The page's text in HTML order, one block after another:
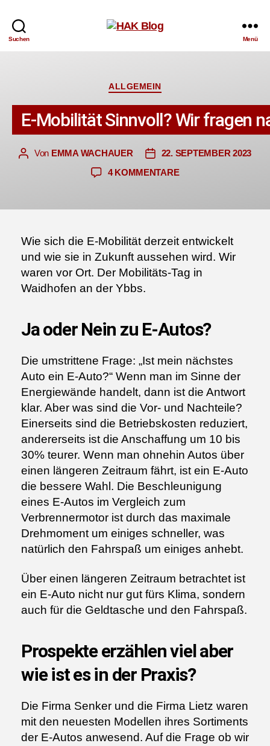
Suchen
Blog
Menü
Kategorien
ALLGEMEIN
E-Mobilität Sinnvoll? Wir fragen
Beitragsautor
Von EMMA WACHAUER Veröffentlichungsdatum
22. SEPTEMBER 2023
4 KOMMENTAREZU
SINNVOLL?
FRAGEN
NACH!
Wie sich die E-Mobilität derzeit entwickelt
und wie sie in Zukunft aussehen wird. Wir
waren vor Ort. Der Mobilitäts-Tag in
Waidhofen an der Ybbs.
Ja oder Nein zu E-Autos?
Die umstrittene Frage: „Ist mein nächstes
Auto ein E-Auto?“ Wenn man im Sinne der
Energiewände handelt, dann ist die Antwort
klar. Aber was sind die Vor- und Nachteile?
Einerseits sind die Betriebskosten reduziert,
andererseits ist die Anschaffung um 10 bis
30% teurer. Wenn man ohnehin Autos über
einen längeren Zeitraum fährt, ist ein E-Auto
die bessere Wahl. Die Beschleunigung
eines E-Autos im Vergleich zum
Verbrennermotor ist durch das maximale
Drehmoment um einiges schneller, was
natürlich den Fahrspaß um einiges anhebt.
Über einen längeren Zeitraum betrachtet ist
ein E-Auto nicht nur gut fürs Klima, sondern
auch für die Geldtasche und den Fahrspaß.
Prospekte erzählen viel aber
wie ist es in der Praxis?
Die Firma Senker und die Firma Lietz waren
mit den neuesten Modellen ihres Sortiments
der E-Autos anwesend. Auf die Frage ob wir